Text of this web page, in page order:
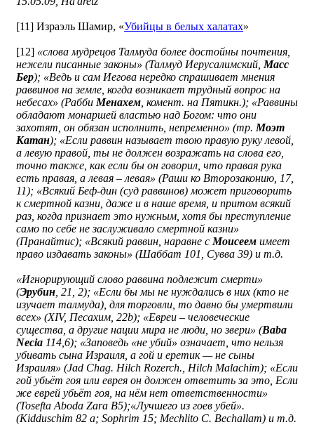
[11] Израэль Шамир, «Убийцы в белых халатах»
[12] «слова мудрецов Талмуда более достойны почтения,
нежели писанные законы» (Талмуд Иерусалимский, Масс
Бер); «Ведь и сам Иегова нередко спрашивает мнения
раввинов на земле, когда возникает трудный вопрос на
небесах» (Рабби Менахем , комент. на Пятикн.); «Раввины
обладают монаршей властью над Богом: что они
захотят, он обязан исполнить, непременно» (тр. Моэт
Катан); «Если раввин называет твою правую руку левой,
а левую правой, ты не должен возражать на слова его,
точно также, как если бы он говорил, что правая рука
есть правая, а левая – левая» (Раши ко Второзаконию, 17,
11); «Всякий Беф-дин (суд раввинов) может приговорить
к смертной казни, даже и в наше время, и притом всякий
раз, когда признает это нужным, хотя бы преступление
само по себе не заслуживало смертной казни»
(Пранайтис); «Всякий раввин, наравне с Моисеем имеет
право издавать законы» (Шаббат 101, Сувва 39) и т.д.
«Игнорирующий слово раввина подлежит смерти»
(Эрубин , 21, 2); «Если бы мы не нуждались в них (кто не
изучает талмуда), для торговли, то давно бы умертвили
всех» (XIV, Песахим, 22b); «Евреи – человеческие
существа, а другие нации мира не люди, но звери» (Baba
Necia 114,6); «Заповедь «не убий» означает, что нельзя
убивать сына Израиля, а гой и еретик — не сыны
Израиля» (Jad Chag. Hilch Rozerch., Hilch Malachim); «Если
гой убьёт гоя или еврея он должен ответить за это, Если
же еврей убьёт гоя, на нём нет ответственности»
(Tosefta Aboda Zara B5);«Лучшего из гоев убей».
(Kidduschim 82 a; Sophrim 15; Mechlito C. Bechallam) и т.д.